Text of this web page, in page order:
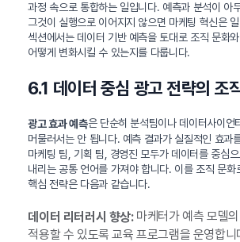
과정 속으로 통합하는 일입니다. 예측과 분석이 아
그것이 실행으로 이어지지 않으면 마케팅 혁신은
섹션에서는 데이터 기반 예측을 토대로 조직 문화
어떻게 변화시킬 수 있는지를 다룹니다.
6.1 데이터 중심 광고 전략의 조
광고 효과 예측은 단순히 분석팀이나 데이터사이언
머물러서는 안 됩니다. 예측 결과가 실질적인 효과
마케팅 팀, 기획 팀, 경영진 모두가 데이터를 중심
내리는 공통 언어를 가져야 합니다. 이를 조직 문화
핵심 전략은 다음과 같습니다.
데이터 리터러시 향상:마케터가 예측 모델
적용할 수 있도록 교육 프로그램을 운영합니